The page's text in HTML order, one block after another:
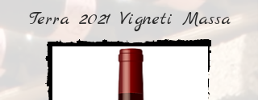
Terra 2021 Vigneti Massa